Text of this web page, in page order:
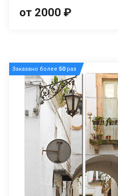
от 2000 ₽
Заказано более 50раз